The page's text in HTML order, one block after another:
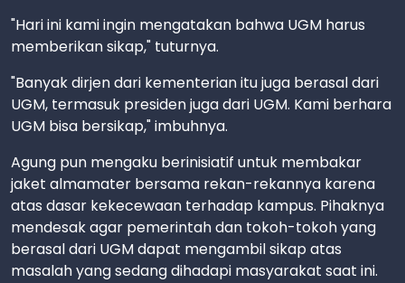
"Hari ini kami ingin mengatakan bahwa UGM harus
memberikan sikap," tuturnya.
"Banyak dirjen dari kementerian itu juga berasal dari
UGM, termasuk presiden juga dari UGM. Kami berhara
UGM bisa bersikap," imbuhnya.
Agung pun mengaku berinisiatif untuk membakar
jaket almamater bersama rekan-rekannya karena
atas dasar kekecewaan terhadap kampus. Pihaknya
mendesak agar pemerintah dan tokoh-tokoh yang
berasal dari UGM dapat mengambil sikap atas
masalah yang sedang dihadapi masyarakat saat ini.